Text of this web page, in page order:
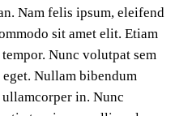
Nam felis ipsum, eleifend
sit amet elit. Etiam
Nunc volutpat sem
Nullam bibendum
in. Nunc